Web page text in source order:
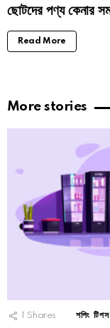
ছোটদের পণ্য কেনার
Read More
More stories
Shares শপিং টিপস